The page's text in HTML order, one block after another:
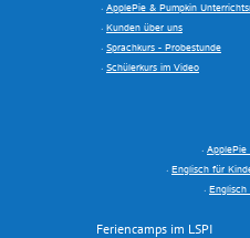
ApplePie & Pumpkin
Kunden über uns
Sprachkurs - Probestunde
Schülerkurs im Video
Feriencamps im LSPI
ApplePie
Englisch für
Englisch